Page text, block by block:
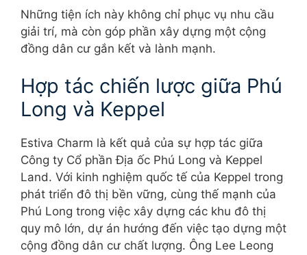
Những tiện ích này không chỉ phục vụ nhu cầu
giải trí, mà còn góp phần xây dựng một cộng
đồng dân cư gắn kết và lành mạnh.
Hợp tác chiến lược giữa Phú
Long và Keppel
Estiva Charm là kết quả của sự hợp tác giữa
Công ty Cổ phần Địa ốc Phú Long và Keppel
Land. Với kinh nghiệm quốc tế của Keppel trong
phát triển đô thị bền vững, cùng thế mạnh của
Phú Long trong việc xây dựng các khu đô thị
quy mô lớn, dự án hướng đến việc tạo dựng một
cộng đồng dân cư chất lượng. Ông Lee Leong